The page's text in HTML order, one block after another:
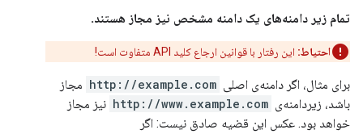
تمام زیر دامنه‌های یک دامنه مشخص نیز مجاز هستند.
احتیاط: این رفتار با قوانین ارجاع کلید API متفاوت است!
برای مثال، اگر دامنه‌ی اصلی http://example.com مجاز
باشد، زیردامنه‌ی http://www.example.com نیز مجاز
خواهد بود. عکس این قضیه صادق نیست: اگر